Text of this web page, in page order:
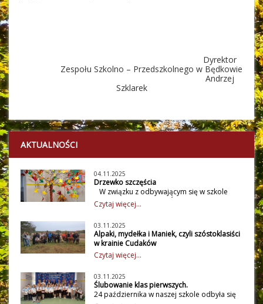
Dyrektor
Zespołu Szkolno – Przedszkolnego w Będkowie
Andrzej
Szklarek
AKTUALNOŚCI
04.11.2025
Drzewko szczęścia
W związku z odbywającym się w szkole
Tygodniem Szczęścia i Światowym Dniem
Drzewa 10 października uczniowie klas I - III
kreatywne drzewka szczęścia. Idealne
połączenie radości życia jaką dają nam
drzewa i szczęścia jakiego doświadczamy
mogąc żyć wśród drzew w zgodzie z ludźmi,
naszym piętrze. Każde dziecko odrysowało,
wycięło i podpisało swoją dłoń, a następnie
zostały one przymocowane do korony
Czytaj więcej...
03.11.2025
Alpaki, mydełka i Maniek, czyli szóstoklasiści
w krainie Cudaków
30 października uczniowie klasy szóstej
spędzili wyjątkowy dzień w zagrodzie
udział w warsztatach mydełkowych oraz
spotkali się z wieloma sympatycznymi
zwierzętami. Podczas zajęć każdy uczestnik
Czytaj więcej...
03.11.2025
Ślubowanie klas pierwszych.
24 października w naszej szkole odbyła się